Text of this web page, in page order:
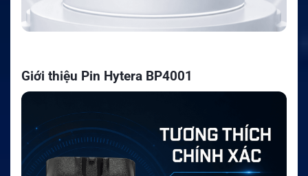
Giới thiệu Pin Hytera BP4001